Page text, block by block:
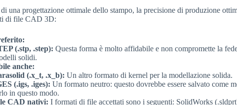
una progettazione ottimale dello stampo, la precisione di produzione
di file CAD 3D:
(.stp, .step): Questa forma è molto affidabile e non compromette la
solidi.
anche:
(.x_t, .x_b): Un altro formato di kernel per la modellazione solida.
(.igs, .iges): Un formato neutro: questo dovrebbe essere salvato come
in questo modo.
CAD nativi: I formati di file accettati sono i seguenti: SolidWorks